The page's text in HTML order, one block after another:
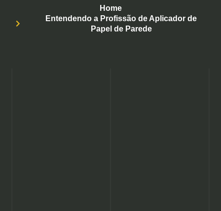
Home
Entendendo a Profissão de Aplicador de
Papel de Parede